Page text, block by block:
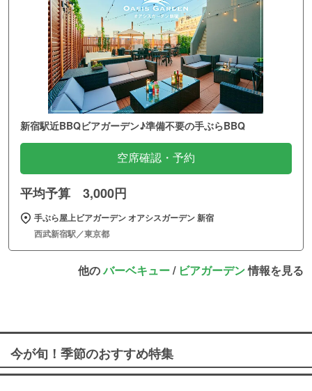
新宿駅近BBQビアガーデン♪準備不要の手ぶらBBQ
空席確認・予約
平均予算 3,000円
手ぶら屋上ビアガーデン オアシスガーデン 新宿
西武新宿駅／東京都
他のバーベキュー/ ビアガーデン情報を見る
今が旬！季節のおすすめ特集